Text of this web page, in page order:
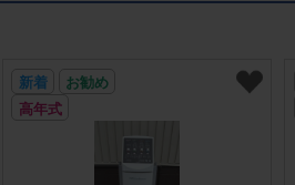
新着
お勧め
高年式